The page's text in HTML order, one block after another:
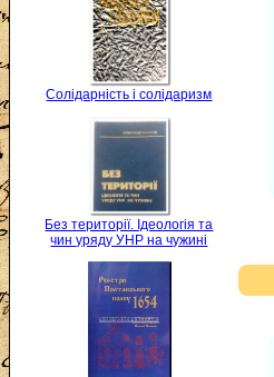
Солідарність і солідаризм
Без території. Ідеологія та
чин уряду УНР на чужині